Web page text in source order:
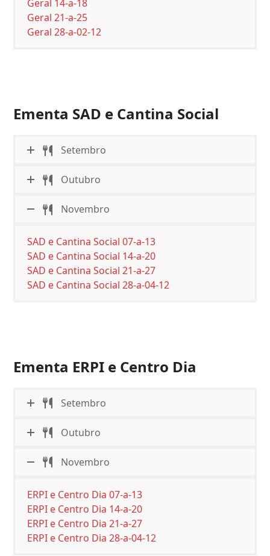
Geral 14-a-18
Geral 21-a-25
Geral 28-a-02-12
Ementa SAD e Cantina Social
Setembro
Outubro
Novembro
SAD e Cantina Social 07-a-13
SAD e Cantina Social 14-a-20
SAD e Cantina Social 21-a-27
SAD e Cantina Social 28-a-04-12
Ementa ERPI e Centro Dia
Setembro
Outubro
Novembro
ERPI e Centro Dia 07-a-13
ERPI e Centro Dia 14-a-20
ERPI e Centro Dia 21-a-27
ERPI e Centro Dia 28-a-04-12